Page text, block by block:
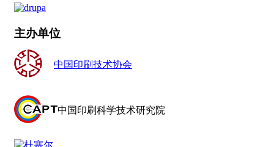
主办单位
中国印刷技术协会
中国印刷科学技术研究院